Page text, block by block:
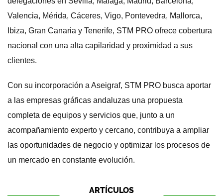
Valencia, Mérida, Cáceres, Vigo, Pontevedra, Mallorca,
Ibiza, Gran Canaria y Tenerife, STM PRO ofrece cobertura
nacional con una alta capilaridad y proximidad a sus
clientes.
Con su incorporación a Aseigraf, STM PRO busca aportar
a las empresas gráficas andaluzas una propuesta
completa de equipos y servicios que, junto a un
acompañamiento experto y cercano, contribuya a ampliar
las oportunidades de negocio y optimizar los procesos de
un mercado en constante evolución.
ARTÍCULOS